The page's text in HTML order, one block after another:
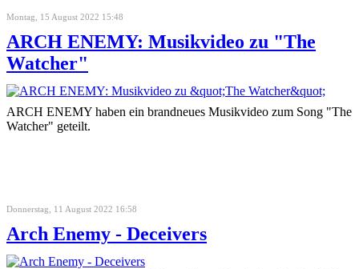
Montag, 15 August 2022 15:48
ARCH ENEMY: Musikvideo zu "The
Watcher"
ARCH ENEMY haben ein brandneues Musikvideo zum Song "The
Watcher" geteilt.
Donnerstag, 11 August 2022 16:58
Arch Enemy - Deceivers